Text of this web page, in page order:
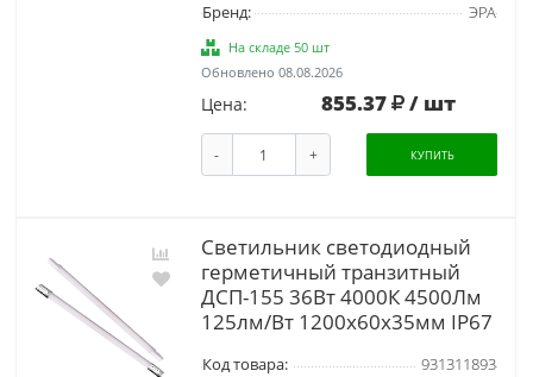
Бренд:
ЭРА
На складе 50 шт
Обновлено 08.08.2026
Цена: 855.37 / шт
- + КУПИТЬ
Светильник светодиодный
герметичный транзитный
ДСП-155 36Вт 4000К 4500Лм
125лм/Вт 1200х60х35мм IP67
Код товара:
931311893